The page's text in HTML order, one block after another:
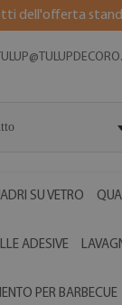
dell'offerta
SU VETRO
ADESIVE
PER BARBECUE